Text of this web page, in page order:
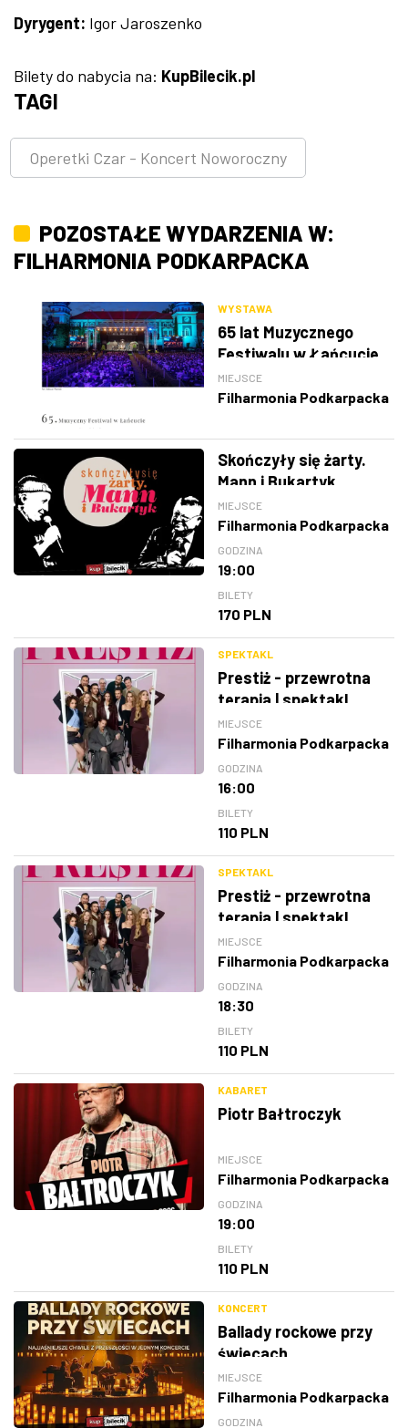
Dyrygent: Igor Jaroszenko
Bilety do nabycia na: KupBilecik.pl
TAGI
Operetki Czar - Koncert Noworoczny
POZOSTAŁE WYDARZENIA W:
FILHARMONIA PODKARPACKA
WYSTAWA
65 lat Muzycznego
Festiwalu w Łańcucie
MIEJSCE
Filharmonia Podkarpacka
Skończyły się żarty.
Mann i Bukartyk
MIEJSCE
Filharmonia Podkarpacka
GODZINA
19:00
BILETY
170 PLN
SPEKTAKL
Prestiż - przewrotna
terapia | spektakl
MIEJSCE
Filharmonia Podkarpacka
GODZINA
16:00
BILETY
110 PLN
SPEKTAKL
Prestiż - przewrotna
terapia | spektakl
MIEJSCE
Filharmonia Podkarpacka
GODZINA
18:30
BILETY
110 PLN
KABARET
Piotr Bałtroczyk
MIEJSCE
Filharmonia Podkarpacka
GODZINA
19:00
BILETY
110 PLN
KONCERT
Ballady rockowe przy
świecach
MIEJSCE
Filharmonia Podkarpacka
GODZINA